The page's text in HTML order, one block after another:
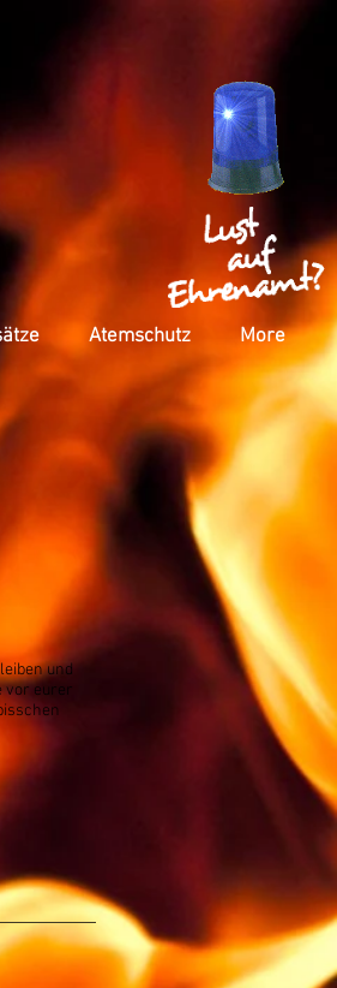
Atemschutz More
und
vor eurer